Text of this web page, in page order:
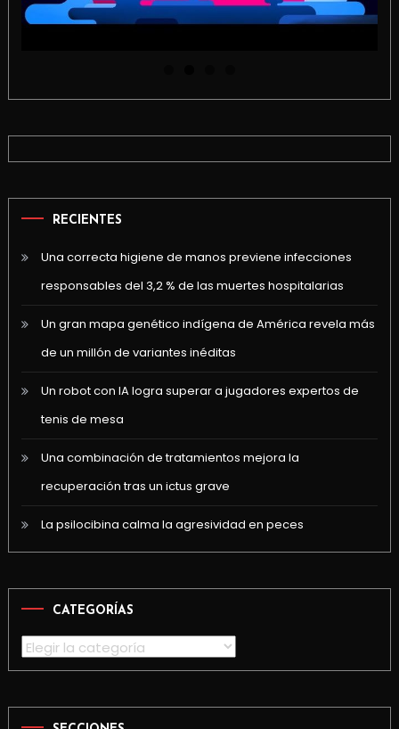
RECIENTES
Una correcta higiene de manos previene infecciones
responsables del 3,2 % de las muertes hospitalarias
Un gran mapa genético indígena de América revela más
de un millón de variantes inéditas
Un robot con IA logra superar a jugadores expertos de
tenis de mesa
Una combinación de tratamientos mejora la
recuperación tras un ictus grave
La psilocibina calma la agresividad en peces
CATEGORÍAS
Categorías